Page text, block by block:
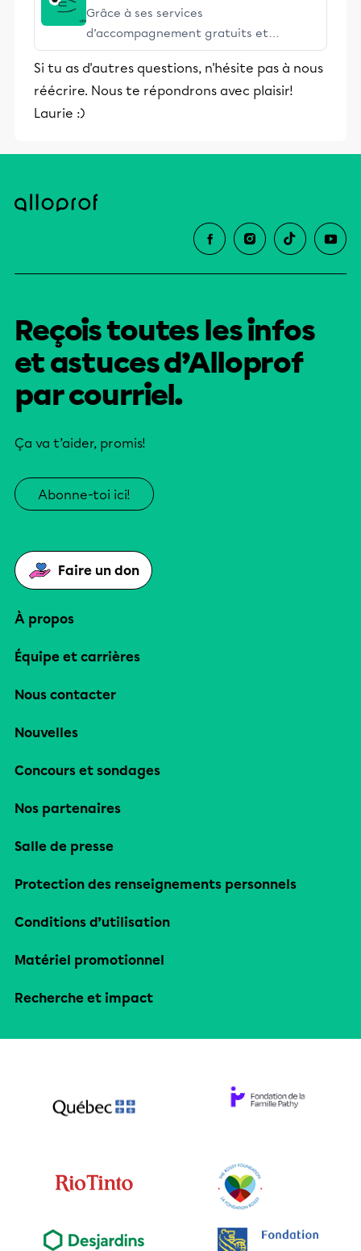
éducative.
Grâce à ses services
d’accompagnement gratuits et
stimulants, Alloprof engage les élèves
et leurs parents dans la réussite
éducative.
Si tu as d'autres questions, n'hésite pas à nous
réécrire. Nous te répondrons avec plaisir!
Laurie :)
Reçois toutes les infos
et astuces d’Alloprof
par courriel.
Ça va t’aider, promis!
Abonne-toi ici!
Faire un don
À propos
Équipe et carrières
Nous contacter
Nouvelles
Concours et sondages
Nos partenaires
Salle de presse
Protection des renseignements personnels
Conditions d’utilisation
Matériel promotionnel
Recherche et impact